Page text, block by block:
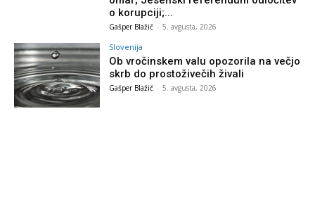
o korupciji;...
Gašper Blažič - 5. avgusta, 2026
Slovenija
Ob vročinskem valu opozorila na večjo
skrb do prostoživečih živali
Gašper Blažič - 5. avgusta, 2026